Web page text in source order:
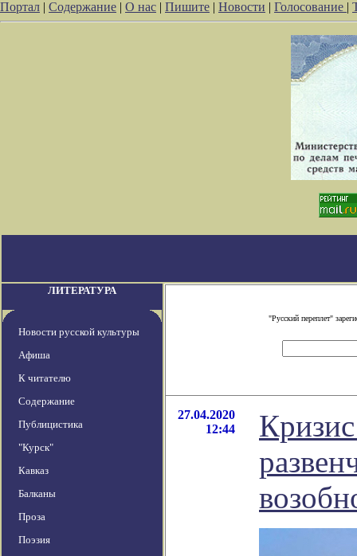
Портал | Содержание | О нас | Пишите | Новости | Голосование |
ЛИТЕРАТУРА
Новости русской культуры
Афиша
К читателю
Содержание
Публицистика
"Курск"
Кавказ
Балканы
Проза
Поэзия
"Русский переплет"
27.04.2020
12:44